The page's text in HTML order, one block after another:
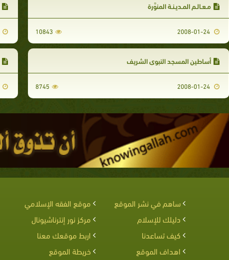
مـعـالـم المـديـنـة المنوَّرة
2008-01-24
10843
أساطين المسجد النبوي الشريف
2008-01-24
8745
ساهم في نشر الموقع
موقع الفقه الإسلامي
دليلك للإسلام
مركز نور إنترناشيونال
كيف تساعدنا
اربط موقعك معنا
اهداف الموقع
خريطة الموقع